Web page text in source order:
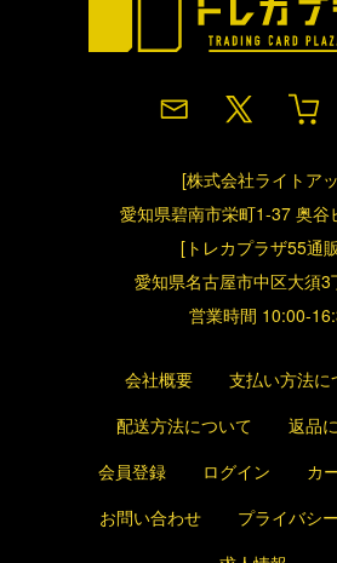
[株式会社ライトア
愛知県碧南市栄町1-37 奥谷
[トレカプラザ55通
愛知県名古屋市中区大須
営業時間 10:00-
会社概要
支払い方法に
配送方法について
返品
会員登録
ログイン
カ
お問い合わせ
プライバシ